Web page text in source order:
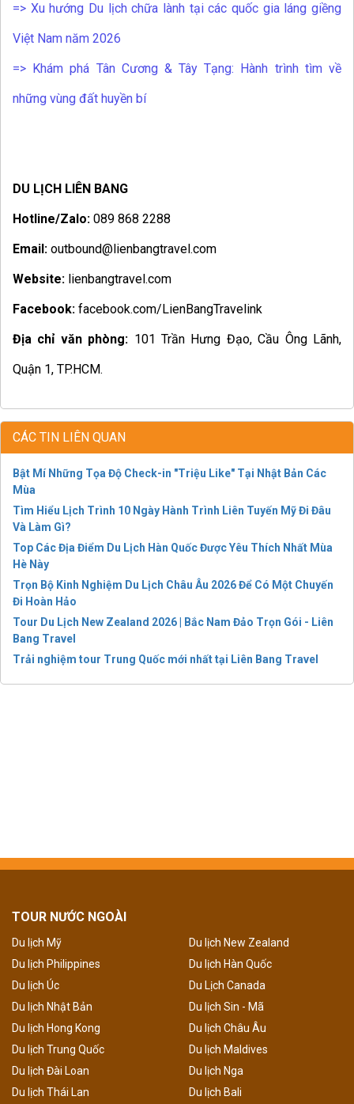
=> Xu hướng Du lịch chữa lành tại các quốc gia láng giềng
Việt Nam năm 2026
=> Khám phá Tân Cương & Tây Tạng: Hành trình tìm về
những vùng đất huyền bí
DU LỊCH LIÊN BANG
Hotline/Zalo: 089 868 2288
Email: outbound@lienbangtravel.com
Website: lienbangtravel.com
Facebook: facebook.com/LienBangTravelink
Địa chỉ văn phòng: 101 Trần Hưng Đạo, Cầu Ông Lãnh,
Quận 1, TP.HCM.
CÁC TIN LIÊN QUAN
Bật Mí Những Tọa Độ Check-in "Triệu Like" Tại Nhật Bản Các
Mùa
Tìm Hiểu Lịch Trình 10 Ngày Hành Trình Liên Tuyến Mỹ Đi Đâu
Và Làm Gì?
Top Các Địa Điểm Du Lịch Hàn Quốc Được Yêu Thích Nhất Mùa
Hè Này
Trọn Bộ Kinh Nghiệm Du Lịch Châu Âu 2026 Để Có Một Chuyến
Đi Hoàn Hảo
Tour Du Lịch New Zealand 2026 | Bắc Nam Đảo Trọn Gói - Liên
Bang Travel
Trải nghiệm tour Trung Quốc mới nhất tại Liên Bang Travel
TOUR NƯỚC NGOÀI
Du lịch Mỹ
Du lịch New Zealand
Du lịch Philippines
Du lịch Hàn Quốc
Du lịch Úc
Du Lịch Canada
Du lịch Nhật Bản
Du lịch Sin - Mã
Du lịch Hong Kong
Du lịch Châu Âu
Du lịch Trung Quốc
Du lịch Maldives
Du lịch Đài Loan
Du lịch Nga
Du lịch Thái Lan
Du lịch Bali